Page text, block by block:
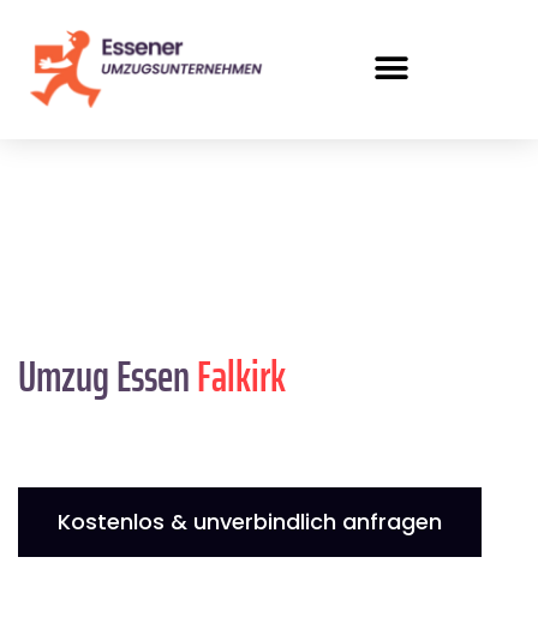
Umzug EssenFalkirk
Kostenlos & unverbindlich anfragen